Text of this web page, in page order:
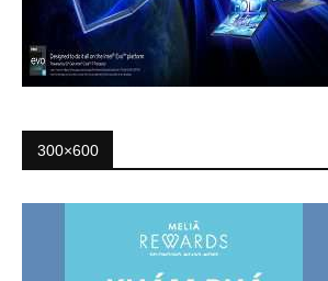
300×600